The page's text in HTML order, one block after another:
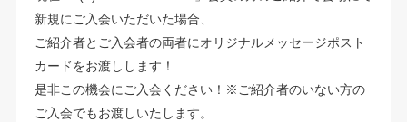
新規にご入会いただいた場合、
ご紹介者とご入会者の両者にオリジナルメッセージポスト
カードをお渡しします！
是非この機会にご入会ください！※ご紹介者のいない方の
ご入会でもお渡しいたします。